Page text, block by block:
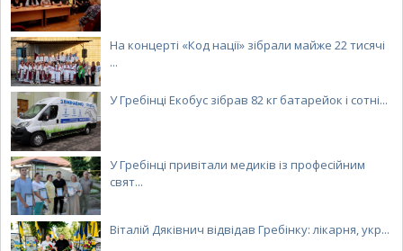
На концерті «Код нації» зібрали майже 22 тисячі
...
У Гребінці Екобус зібрав 82 кг батарейок і сотні...
У Гребінці привітали медиків із професійним
свят...
Віталій Дяківнич відвідав Гребінку: лікарня, укр...